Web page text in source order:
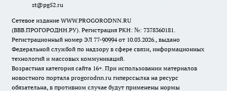
st@pg52.ru
Сетевое издание WWW.PROGORODNN.RU
(ВВВ.ПРОГОРОДНН.РУ). Регистрация РКН: №: 7378360181.
Регистрационный номер ЭЛ 77-90994 от 10.03.2026., выдано
Федеральной службой по надзору в сфере связи, информационных
технологий и массовых коммуникаций.
Возрастная категория сайта 16+. При использовании материалов
новостного портала progorodnn.ru гиперссылка на ресурс
обязательна, в противном случае будут применены нормы